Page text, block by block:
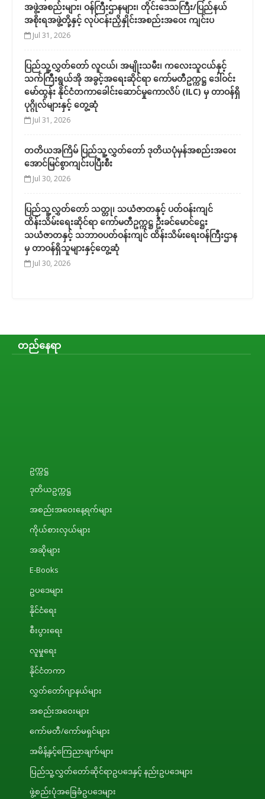
အဖွဲ့အစည်းများ၊ ဝန်ကြီးဌာနများ၊ တိုင်းဒေသကြီး/ပြည်နယ်
အစိုးရအဖွဲ့တို့နှင့် လုပ်ငန်းညှိနှိုင်းအစည်းအဝေး ကျင်းပ
Jul 31, 2026
ပြည်သူ့လွှတ်တော် လူငယ်၊ အမျိုးသမီး၊ ကလေးသူငယ်နှင့်
သက်ကြီးရွယ်အို အခွင့်အရေးဆိုင်ရာ ကော်မတီဥက္ကဋ္ဌ ဒေါ်ဝင်း
မော်ထွန်း နိုင်ငံတကာခေါင်းဆောင်မှုကောလိပ် (ILC) မှ တာဝန်ရှိ
ပုဂ္ဂိုလ်များနှင့် တွေ့ဆုံ
Jul 31, 2026
တတိယအကြိမ် ပြည်သူ့လွှတ်တော် ဒုတိယပုံမှန်အစည်းအဝေး
အောင်မြင်စွာကျင်းပပြီးစီး
Jul 30, 2026
ပြည်သူ့လွှတ်တော် သတ္တု၊ သယံဇာတနှင့် ပတ်ဝန်းကျင်
ထိန်းသိမ်းရေးဆိုင်ရာ ကော်မတီဥက္ကဋ္ဌ ဦးခင်မောင်ဋ္ဌေး
သယံဇာတနှင့် သဘာဝပတ်ဝန်းကျင် ထိန်းသိမ်းရေးဝန်ကြီးဌာန
မှ တာဝန်ရှိသူများနှင့်တွေ့ဆုံ
Jul 30, 2026
တည်နေရာ
ဥက္ကဋ္ဌ
ဒုတိယဥက္ကဋ္ဌ
အစည်းအဝေးနေ့ရက်များ
ကိုယ်စားလှယ်များ
အဆိုများ
E-Books
ဥပဒေများ
နိုင်ငံရေး
စီးပွားရေး
လူမှုရေး
နိုင်ငံတကာ
လွှတ်တော်ဂျာနယ်များ
အစည်းအဝေးများ
ကော်မတီ/ကော်မရှင်များ
အမိန့်နှင့်ကြေညာချက်များ
ပြည်သူ့လွှတ်တော်ဆိုင်ရာဥပဒေနှင့် နည်းဥပဒေများ
ဖွဲ့စည်းပုံအခြေခံဥပဒေများ